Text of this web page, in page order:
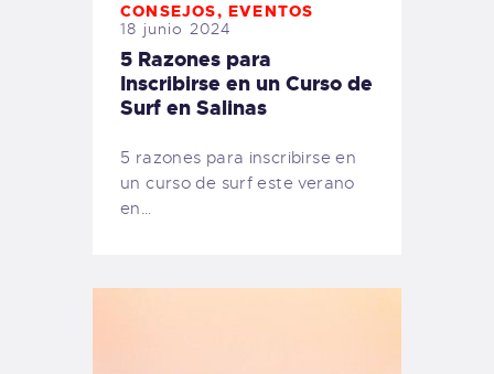
CONSEJOS,EVENTOS
18 junio 2024
5 Razones para
Inscribirse en un Curso de
Surf en Salinas
5 razones para inscribirse en
un curso de surf este verano
en…